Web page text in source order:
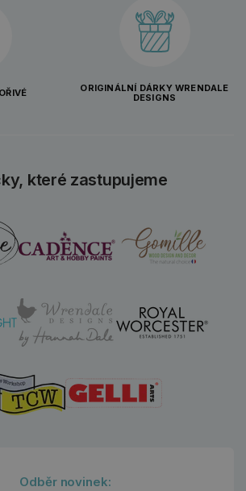
ORIGINÁLNÍ DÁRKY WRENDALE
DESIGNS
které zastupujeme
Odběr novinek: